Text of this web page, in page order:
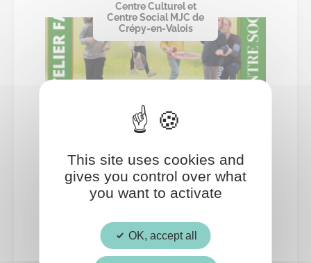
Centre Culturel et
Centre Social MJC de
Crépy-en-Valois
Famille
02
OCT.
This site uses cookies and
gives you control over what
you want to activate
OK, accept all